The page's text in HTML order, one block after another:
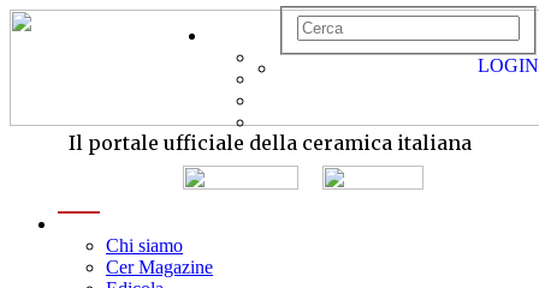
Il portale ufficiale della ceramica italiana
Chi siamo
Cer Magazine
LOGIN